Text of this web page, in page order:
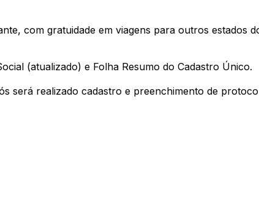
com gratuidade em viagens para outros estados
(atualizado) e Folha Resumo do Cadastro Único.
será realizado cadastro e preenchimento de